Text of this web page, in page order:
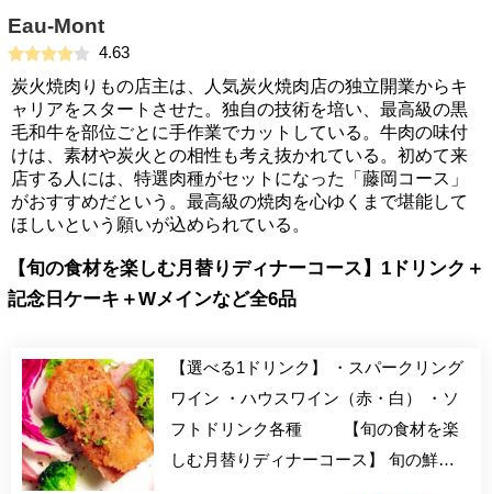
Eau-Mont
4.63
炭火焼肉りもの店主は、人気炭火焼肉店の独立開業からキ
ャリアをスタートさせた。独自の技術を培い、最高級の黒
毛和牛を部位ごとに手作業でカットしている。牛肉の味付
けは、素材や炭火との相性も考え抜かれている。初めて来
店する人には、特選肉種がセットになった「藤岡コース」
がおすすめだという。最高級の焼肉を心ゆくまで堪能して
ほしいという願いが込められている。
【旬の食材を楽しむ月替りディナーコース】1ドリンク＋
記念日ケーキ＋Wメインなど全6品
【選べる1ドリンク】 ・スパークリング
ワイン ・ハウスワイン（赤・白） ・ソ
フトドリンク各種 【旬の食材を楽
しむ月替りディナーコース】 旬の鮮